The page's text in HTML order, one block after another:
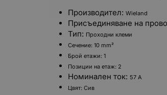
Производител: Wieland
Присъединяване на
Тип: Проходни клеми
Сечение: 10 mm²
Брой етажи: 1
Позиции на етаж: 2
Номинален ток: 57 A
Цвят: Сив